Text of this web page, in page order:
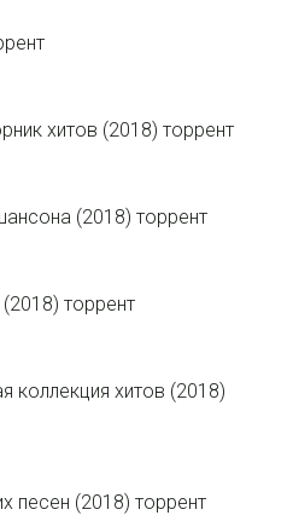
хитов (2018) торрент
(2018) торрент
торрент
коллекция хитов (2018)
песен (2018) торрент